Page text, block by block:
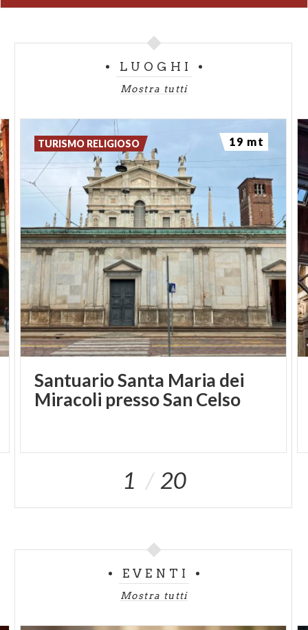
LUOGHI
Mostra tutti
Santuario Santa Maria dei
Miracoli presso San Celso
TURISMO RELIGIOSO 19 mt
1 20
EVENTI
Mostra tutti